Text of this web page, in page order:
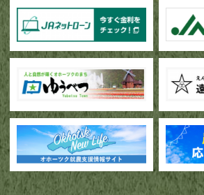
ブロッコリー播種作業が行われています